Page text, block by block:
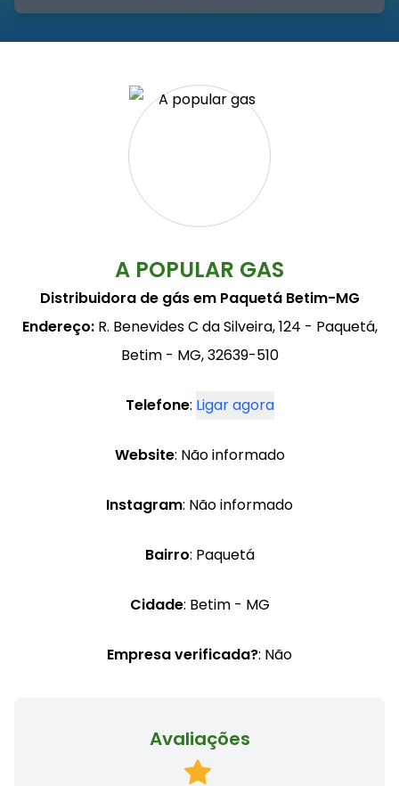
A POPULAR GAS
Distribuidora de gás em Paquetá Betim-MG
Endereço:R. Benevides C da Silveira, 124 - Paquetá,
Betim - MG, 32639-510
Telefone: Ligar agora
Website: Não informado
Instagram: Não informado
Bairro: Paquetá
Cidade: Betim - MG
Empresa verificada?: Não
Avaliações